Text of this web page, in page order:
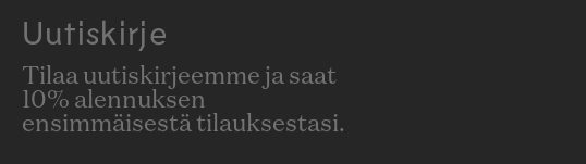
Uutiskirje
Tilaa uutiskirjeemme ja saat
10% alennuksen
ensimmäisestä tilauksestasi.